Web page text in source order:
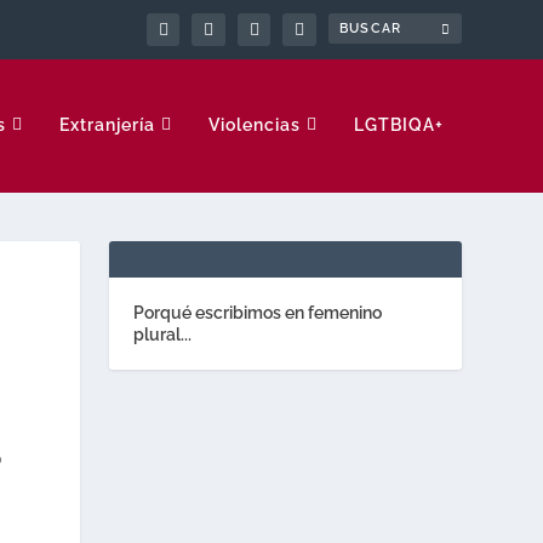
Extranjería Violencias LGTBIQA+
Porqué escribimos en femenino
plural...